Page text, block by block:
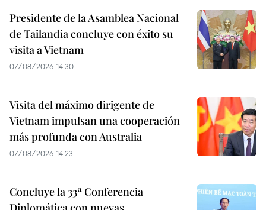
Presidente de la Asamblea Nacional
de Tailandia concluye con éxito su
visita a Vietnam
07/08/2026 14:30
Visita del máximo dirigente de
Vietnam impulsan una cooperación
más profunda con Australia
07/08/2026 14:23
Concluye la 33ª Conferencia